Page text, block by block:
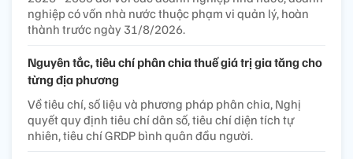
nghiệp có vốn nhà nước thuộc phạm vi quản lý, hoàn
thành trước ngày 31/8/2026.
Nguyên tắc, tiêu chí phân chia thuế giá trị gia tăng cho
từng địa phương
Về tiêu chí, số liệu và phương pháp phân chia, Nghị
quyết quy định tiêu chí dân số, tiêu chí diện tích tự
nhiên, tiêu chí GRDP bình quân đầu người.